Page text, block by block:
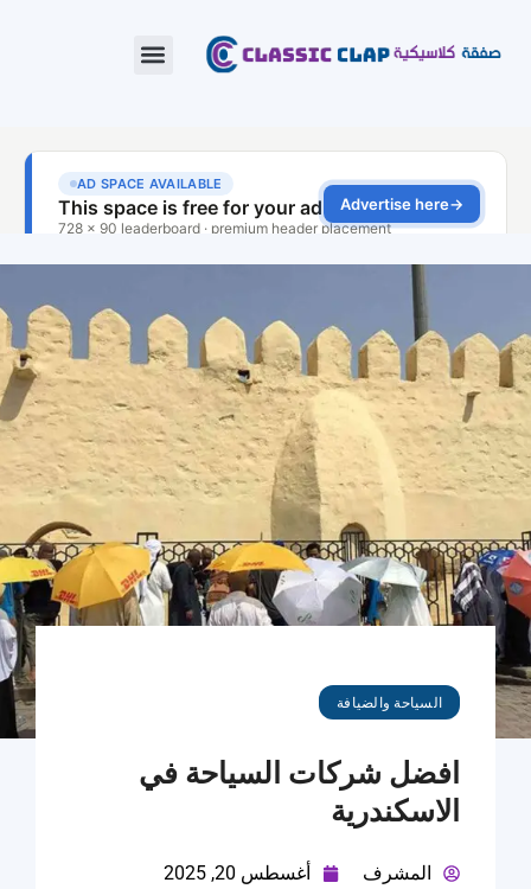
السياحة والضيافة
افضل شركات السياحة في
الاسكندرية
المشرف
أغسطس 20, 2025